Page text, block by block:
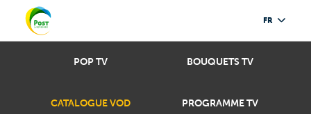
FR
POP TV BOUQUETS TV
CATALOGUE VOD PROGRAMME TV